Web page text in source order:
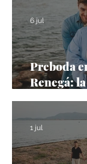
Preboda
Renegá: la
Juan
6 jul
1 jul